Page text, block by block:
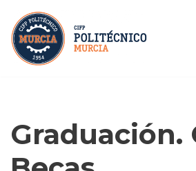
Saltar
al
Graduación.